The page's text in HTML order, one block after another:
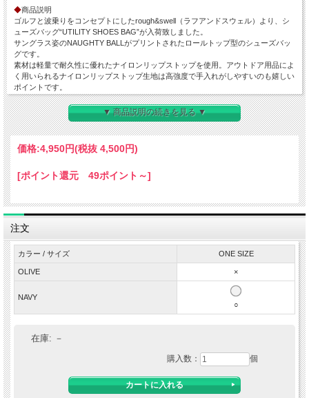
◆商品説明
ゴルフと波乗りをコンセプトにしたrough&swell（ラフアンドスウェル）より、シ
ューズバッグ“UTILITY SHOES BAG”が入荷致しました。
サングラス姿のNAUGHTY BALLがプリントされたロールトップ型のシューズバッ
グです。
素材は軽量で耐久性に優れたナイロンリップストップを使用。アウトドア用品によ
く用いられるナイロンリップストップ生地は高強度で手入れがしやすいのも嬉しい
ポイントです。
開閉はチェストベルトとバックル留め仕様。上部からくるくると折り曲げて余白を
無くしてフィット感の微調節が可能です。 両端のバックルを留めると持ち運びの
際に持ち手となるハンドルになります。
また、他のバッグに取り付けることもできるのでシーンに合わせた使い方が可能で
す。
靴を取り出す際は、バックルを外してサッと開くだけスムーズに出し入れができま
フロントはサングラス姿のNAUGHTY BALLのプリントし、世界のどこかで行われ
ズバッグに限らずサブバッグとしても活躍します。
アウトドアテイストで男女問わずにご使用いただけます。またプレゼントとしても
おすすめのアイテムです。
◆特徴
・耐久性
・開閉はチェストベルト仕様
◆素材
▼ 商品説明の続きを見る ▼
価格:4,950円(税抜 4,500円)
[ポイント還元 49ポイント～]
注文
カラー / サイズ ONE SIZE
OLIVE ×
NAVY
○
在庫: －
購入数： 個